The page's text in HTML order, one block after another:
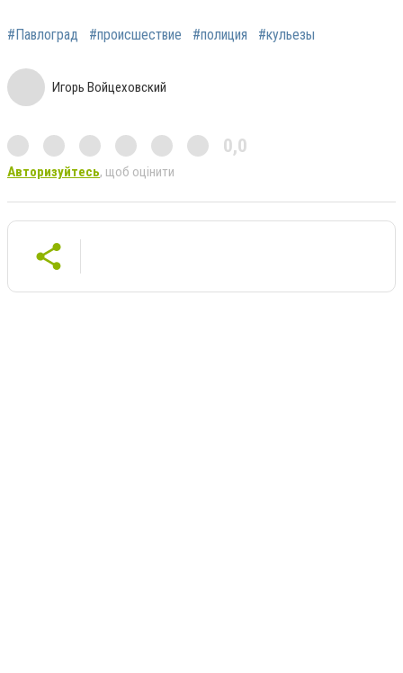
#Павлоград #происшествие #полиция #кульезы
Игорь Войцеховский
0,0
Авторизуйтесь, щоб оцінити